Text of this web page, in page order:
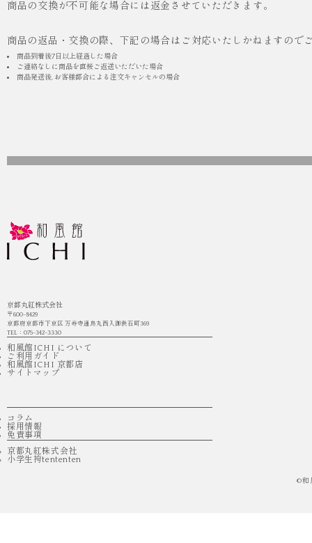
商品の交換が不可能な場合には返金させていただきます。
商品の返品・交換の際、下記の場合はご対応いたしかねますので
商品到着後7日以上経過した場合
ご連絡なしに商品を直接ご返送いただいた場合
商品発送後, お客様都合による注文キャンセルの場合
京都丸紅株式会社
〒600-8429
京都府京都市下京区 万寿寺通烏丸西入御供石町369
TEL：075-342-3330
和風館ICHI について
ご利用ガイド
和風館ICHI 京都店
サイトマップ
コラム
採用情報
免責事項
京都丸紅株式会社
小学生袴tententen
©和